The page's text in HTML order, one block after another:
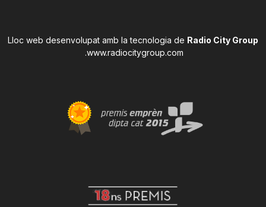
Lloc web desenvolupat amb la tecnologia de Radio City Group
www.radiocitygroup.com
.